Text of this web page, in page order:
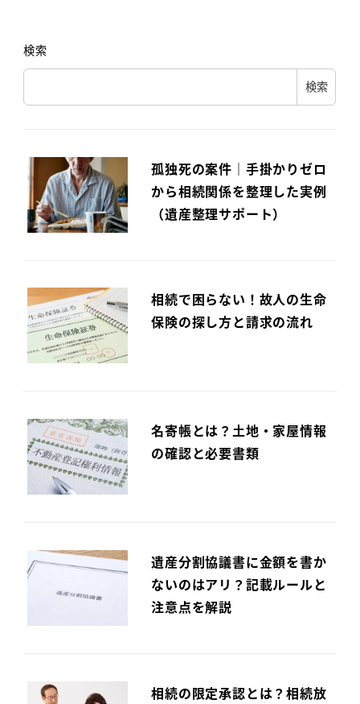
検索
検索
孤独死の案件｜手掛かりゼロ
から相続関係を整理した実例
（遺産整理サポート）
相続で困らない！故人の生命
保険の探し方と請求の流れ
名寄帳とは？土地・家屋情報
の確認と必要書類
遺産分割協議書に金額を書か
ないのはアリ？記載ルールと
注意点を解説
相続の限定承認とは？相続放